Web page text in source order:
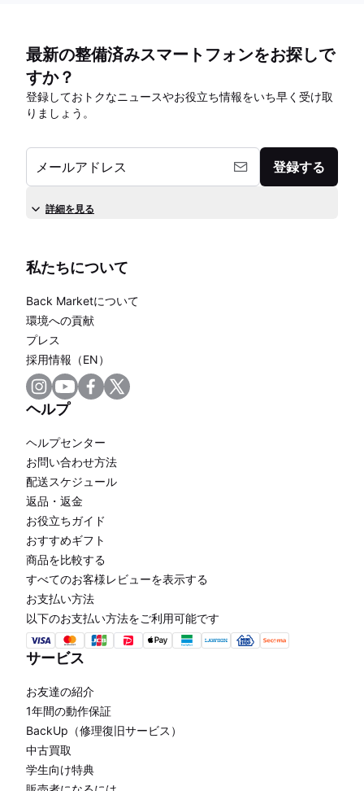
最新の整備済みスマートフォンをお探しで
すか？
登録しておトクなニュースやお役立ち情報をいち早く受け取
りましょう。
メールアドレス 登録する
詳細を見る
私たちについて
Back Marketについて
環境への貢献
プレス
採用情報（EN）
ヘルプ
ヘルプセンター
お問い合わせ方法
配送スケジュール
返品・返金
お役立ちガイド
おすすめギフト
商品を比較する
すべてのお客様レビューを表示する
お支払い方法
以下のお支払い方法をご利用可能です
サービス
お友達の紹介
1年間の動作保証
BackUp（修理復旧サービス）
中古買取
学生向け特典